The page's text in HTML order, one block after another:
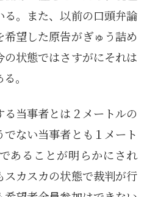
。また、以前の口頭弁論
望した原告がぎゅう詰め
状態ではさすがにそれは
。
当事者とは２メートルの
ない当事者とも１メート
あることが明らかにされ
カスカの状態で裁判が行